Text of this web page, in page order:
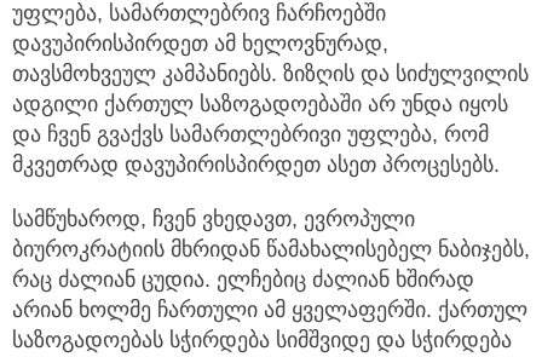
უფლება, სამართლებრივ ჩარჩოებში
დავუპირისპირდეთ ამ ხელოვნურად,
თავსმოხვეულ კამპანიებს. ზიზღის და სიძულვილის
ადგილი ქართულ საზოგადოებაში არ უნდა იყოს
და ჩვენ გვაქვს სამართლებრივი უფლება, რომ
მკვეთრად დავუპირისპირდეთ ასეთ პროცესებს.
სამწუხაროდ, ჩვენ ვხედავთ, ევროპული
ბიუროკრატიის მხრიდან წამახალისებელ ნაბიჯებს,
რაც ძალიან ცუდია. ელჩებიც ძალიან ხშირად
არიან ხოლმე ჩართული ამ ყველაფერში. ქართულ
საზოგადოებას სჭირდება სიმშვიდე და სჭირდება